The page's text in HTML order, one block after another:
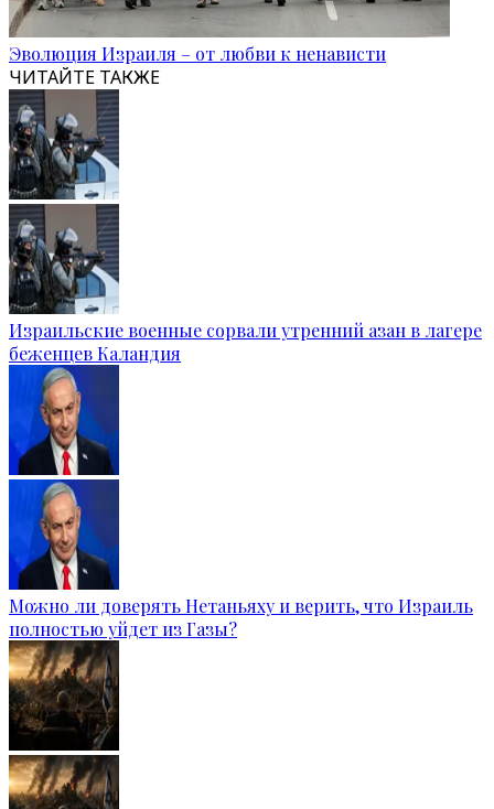
Эволюция Израиля – от любви к ненависти
ЧИТАЙТЕ ТАКЖЕ
Израильские военные сорвали утренний азан в лагере
беженцев Каландия
Можно ли доверять Нетаньяху и верить, что Израиль
полностью уйдет из Газы?